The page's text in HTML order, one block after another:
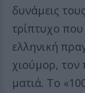
δυνάμεις
τρίπτυχο
ελληνική
χιούμορ, τον
ματιά. Το